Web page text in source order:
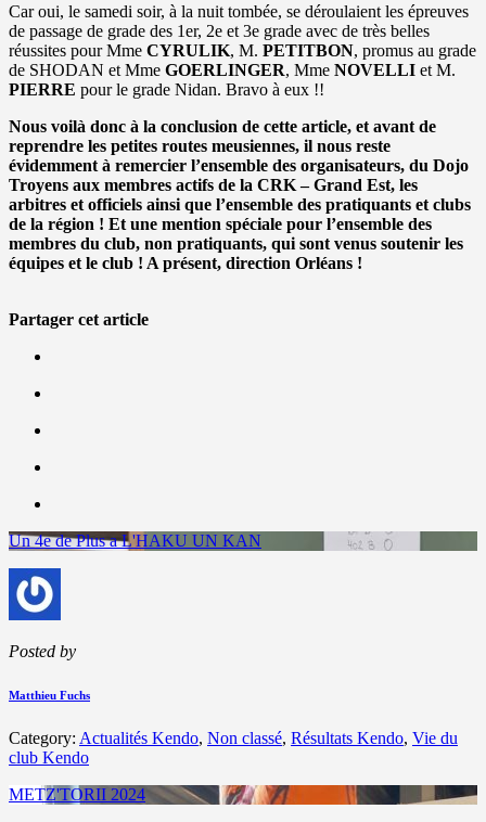
Car oui, le samedi soir, à la nuit tombée, se déroulaient les épreuves
de passage de grade des 1er, 2e et 3e grade avec de très belles
réussites pour Mme CYRULIK, M. PETITBON, promus au grade
de SHODAN et Mme GOERLINGER, Mme NOVELLI et M.
PIERRE pour le grade Nidan. Bravo à eux !!
Nous voilà donc à la conclusion de cette article, et avant de
reprendre les petites routes meusiennes, il nous reste
évidemment à remercier l’ensemble des organisateurs, du Dojo
Troyens aux membres actifs de la CRK – Grand Est, les
arbitres et officiels ainsi que l’ensemble des pratiquants et clubs
de la région ! Et une mention spéciale pour l’ensemble des
membres du club, non pratiquants, qui sont venus soutenir les
équipes et le club ! A présent, direction Orléans !
Partager cet article
Un 4e de Plus a L'HAKU UN KAN
Posted by
Matthieu Fuchs
Category: Actualités Kendo, Non classé, Résultats Kendo, Vie du
club Kendo
METZ'TORII 2024